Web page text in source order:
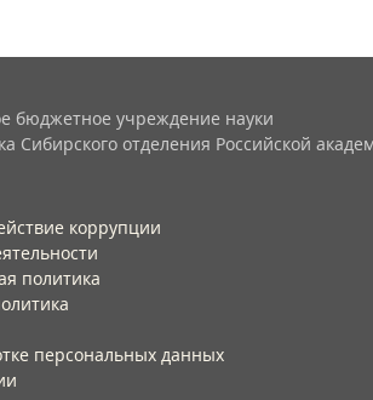
бюджетное учреждение науки
Сибирского отделения Российской
коррупции
политика
персональных данных​